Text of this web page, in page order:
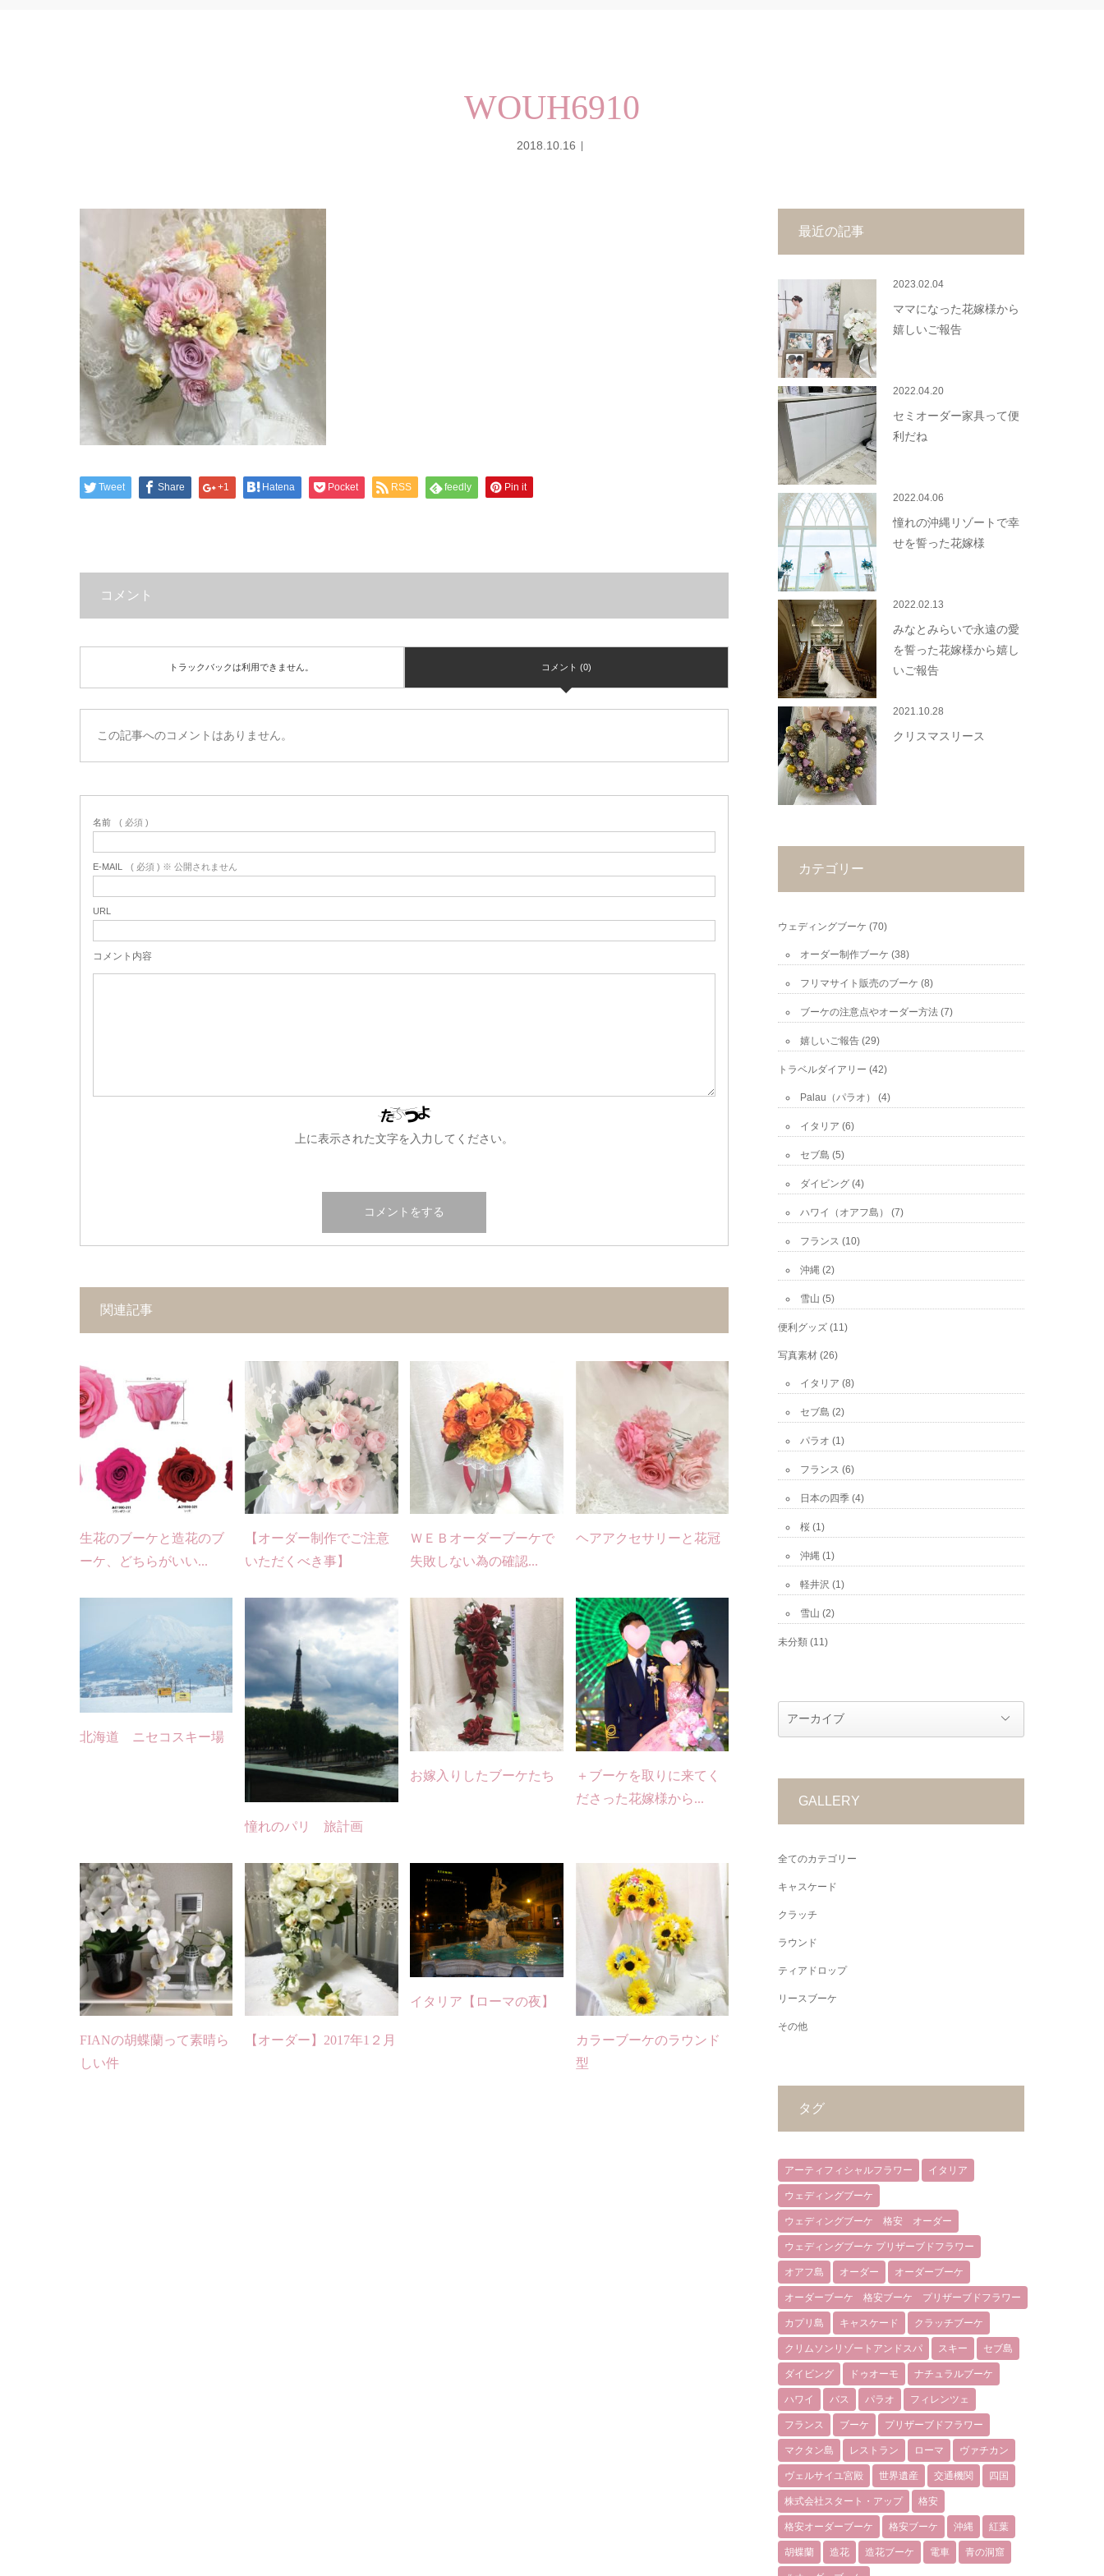
WOUH6910
2018.10.16
Tweet Share +1 Hatena Pocket RSS feedly Pin it
コメント
トラックバックは利用できません。 コメント (0)
この記事へのコメントはありません。
名前 ( 必須 )
E-MAIL ( 必須 ) ※ 公開されません
URL
コメント内容
上に表示された文字を入力してください。
関連記事
生花のブーケと造花のブ
ーケ、どちらがいい...
【オーダー制作でご注意
いただくべき事】
ＷＥＢオーダーブーケで
失敗しない為の確認...
ヘアアクセサリーと花冠
北海道 ニセコスキー場
憧れのパリ 旅計画
お嫁入りしたブーケたち
＋ブーケを取りに来てく
ださった花嫁様から...
FIANの胡蝶蘭って素晴ら
しい件
【オーダー】2017年1２月
イタリア【ローマの夜】
カラーブーケのラウンド
型
最近の記事
2023.02.04
ママになった花嫁様から
嬉しいご報告
2022.04.20
セミオーダー家具って便
利だね
2022.04.06
憧れの沖縄リゾートで幸
せを誓った花嫁様
2022.02.13
みなとみらいで永遠の愛
を誓った花嫁様から嬉し
いご報告
2021.10.28
クリスマスリース
カテゴリー
ウェディングブーケ (70)
オーダー制作ブーケ (38)
フリマサイト販売のブーケ (8)
ブーケの注意点やオーダー方法 (7)
嬉しいご報告 (29)
トラベルダイアリー (42)
Palau（パラオ） (4)
イタリア (6)
セブ島 (5)
ダイビング (4)
ハワイ（オアフ島） (7)
フランス (10)
沖縄 (2)
雪山 (5)
便利グッズ (11)
写真素材 (26)
イタリア (8)
セブ島 (2)
パラオ (1)
フランス (6)
日本の四季 (4)
桜 (1)
沖縄 (1)
軽井沢 (1)
雪山 (2)
未分類 (11)
GALLERY
全てのカテゴリー
キャスケード
クラッチ
ラウンド
ティアドロップ
リースブーケ
その他
タグ
アーティフィシャルフラワー イタリア
ウェディングブーケ
ウェディングブーケ 格安 オーダー
ウェディングブーケ プリザーブドフラワー
オアフ島 オーダー オーダーブーケ
オーダーブーケ 格安ブーケ プリザーブドフラワー
カプリ島 キャスケード クラッチブーケ
クリムソンリゾートアンドスパ スキー セブ島
ダイビング ドゥオーモ ナチュラルブーケ
ハワイ バス パラオ フィレンツェ
フランス ブーケ プリザーブドフラワー
マクタン島 レストラン ローマ ヴァチカン
ヴェルサイユ宮殿 世界遺産 交通機関 四国
株式会社スタート・アップ 格安
格安オーダーブーケ 格安ブーケ 沖縄 紅葉
胡蝶蘭 造花 造花ブーケ 電車 青の洞窟